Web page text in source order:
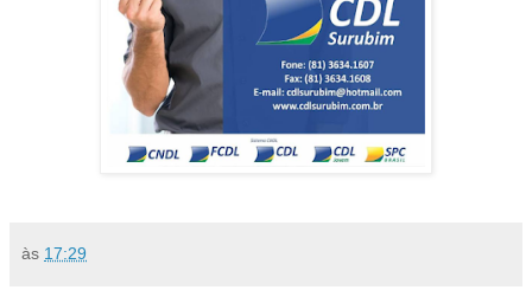
às 17:29